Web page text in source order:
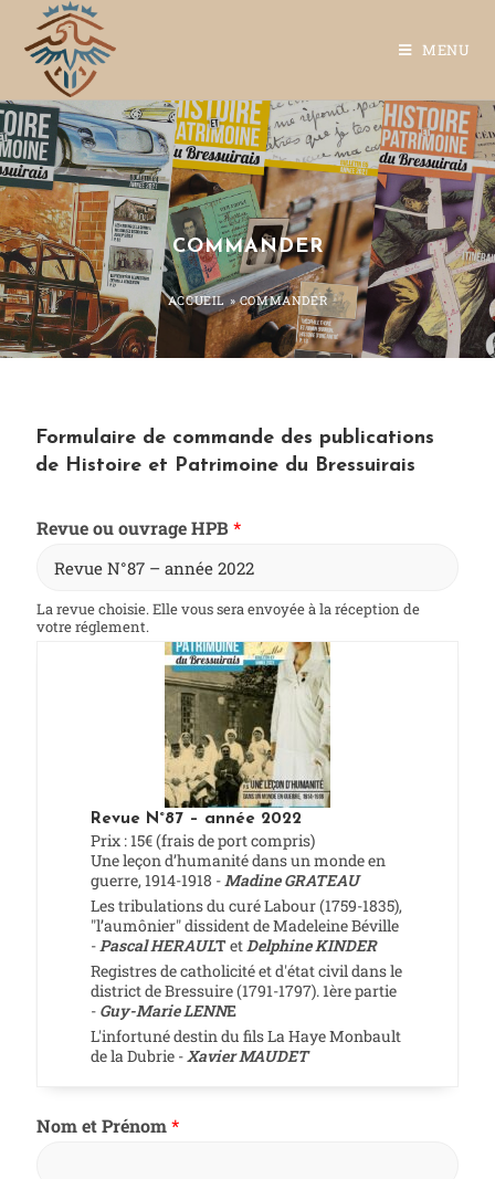
MENU
COMMANDER
ACCUEIL »COMMANDER
Formulaire de commande des publications
de Histoire et Patrimoine du Bressuirais
Revue ou ouvrage HPB*
La revue choisie. Elle vous sera envoyée à la réception de
votre réglement.
Revue N°87 – année 2022
Prix : 15€ (frais de port compris)
Une leçon d’humanité dans un monde en
guerre, 1914-1918 -Madine GRATEAU
Les tribulations du curé Labour (1759-1835),
"l’aumônier" dissident de Madeleine Béville
-Pascal HERAULT etDelphine KINDER
Registres de catholicité et d'état civil dans le
district de Bressuire (1791-1797). 1ère partie
- Guy-Marie LENNE
L'infortuné destin du fils La Haye Monbault
de la Dubrie -Xavier MAUDET
Nom et Prénom*